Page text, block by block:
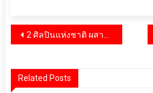
แนะแนว
2 ศิลปินแห่งชาติ ผสานพลังศิลปินชั้นนำไทย สร้างสรรค์นิทรรศการศิลปกรรมทรงคุณค่า “น้อมรำลึกในพระมหากรุณาธิคุณ แห่งสมเด็จพระบรมราชชนนีพันปีหลวง”
Related Posts